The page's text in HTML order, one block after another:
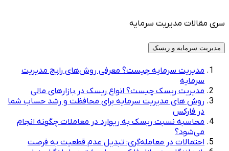
سری مقالات مدیریت سرمایه
مدیریت سرمایه و ریسک
مدیریت سرمایه چیست؟ معرفی روش‌های رایج مدیریت
سرمایه
مدیریت ریسک چیست؟ انواع ریسک در بازارهای مالی
روش های مدیریت سرمایه برای محافظت و رشد حساب شما
در فارکس
محاسبه نسبت ریسک به ریوارد در معاملات چگونه انجام
می‌شود؟
احتمالات در معامله‌گری: تبدیل عدم قطعیت به فرصت